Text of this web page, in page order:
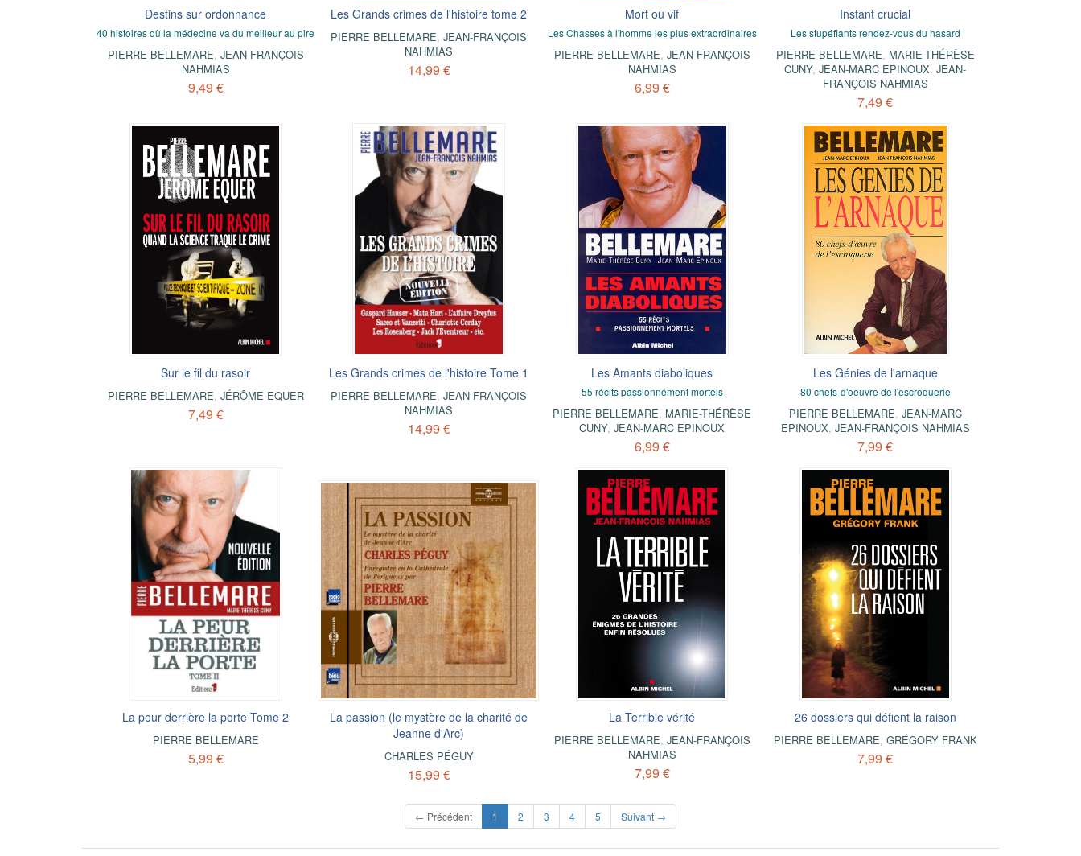
Destins sur ordonnance
40 histoires où la médecine va du meilleur au pire
PIERRE BELLEMARE, JEAN-FRANÇOIS
NAHMIAS
9,49 €
Les Grands crimes de l'histoire tome 2
PIERRE BELLEMARE,JEAN-FRANÇOIS
NAHMIAS
14,99 €
Mort ou vif
Les Chasses à l'homme les plus extraordinaires
PIERRE BELLEMARE, JEAN-FRANÇOIS
NAHMIAS
6,99 €
Instant crucial
Les stupéfiants rendez-vous du hasard
PIERRE BELLEMARE, MARIE-THÉRÈSE
CUNY,JEAN-MARC EPINOUX,JEAN-
FRANÇOIS NAHMIAS
7,49 €
Sur le fil du rasoir
PIERRE BELLEMARE, JÉRÔME EQUER
7,49 €
Les Grands crimes de l'histoire Tome 1
PIERRE BELLEMARE,JEAN-FRANÇOIS
NAHMIAS
14,99 €
Les Amants diaboliques
55 récits passionnément mortels
PIERRE BELLEMARE, MARIE-THÉRÈSE
CUNY,JEAN-MARC EPINOUX
6,99 €
Les Génies de l'arnaque
80 chefs-d'oeuvre de l'escroquerie
PIERRE BELLEMARE, JEAN-MARC
EPINOUX, JEAN-FRANÇOIS NAHMIAS
7,99 €
La peur derrière la porte Tome 2
PIERRE BELLEMARE
5,99 €
La passion (le mystère de la charité de
Jeanne d'Arc)
CHARLES PÉGUY
15,99 €
La Terrible vérité
PIERRE BELLEMARE, JEAN-FRANÇOIS
NAHMIAS
7,99 €
26 dossiers qui défient la raison
PIERRE BELLEMARE, GRÉGORY FRANK
7,99 €
← Précédent 1 (current)
2 3 4 5 Suivant →